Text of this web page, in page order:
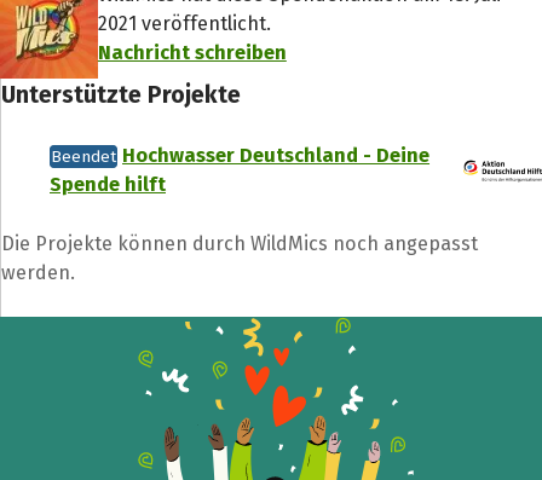
2021 veröffentlicht.
Nachricht schreiben
Unterstützte Projekte
Beendet Hochwasser Deutschland - Deine
Spende hilft
Die Projekte können durch WildMics noch angepasst
werden.